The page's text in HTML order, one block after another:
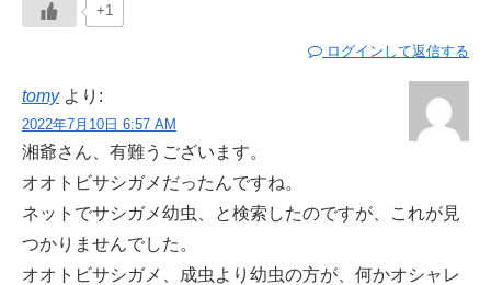
+1
ログインして返信する
tomy より:
2022年7月10日 6:57 AM
湘爺さん、有難うございます。
オオトビサシガメだったんですね。
ネットでサシガメ幼虫、と検索したのですが、これが見
つかりませんでした。
オオトビサシガメ、成虫より幼虫の方が、何かオシャレ